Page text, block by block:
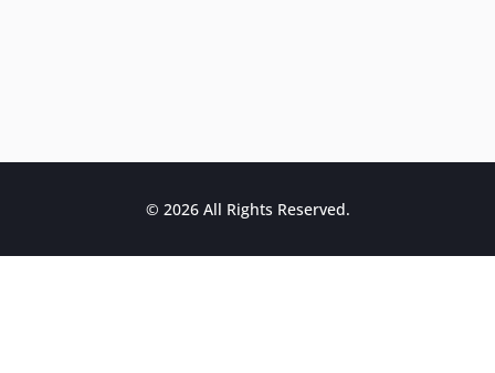
© 2026 All Rights Reserved.